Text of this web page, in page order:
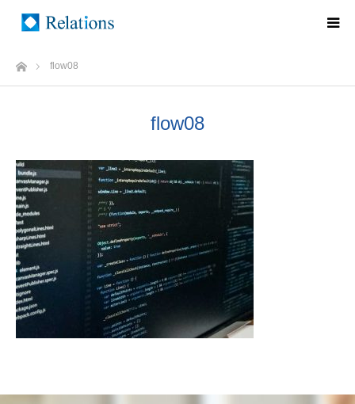
ホームflow08
flow08